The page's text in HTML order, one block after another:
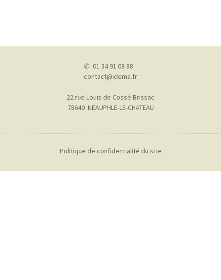
✆ 01 34 91 08 88
contact@idema.fr
22 rue Louis de Cossé Brissac
78640 NEAUPHLE-LE-CHATEAU
Politique de confidentialité du site